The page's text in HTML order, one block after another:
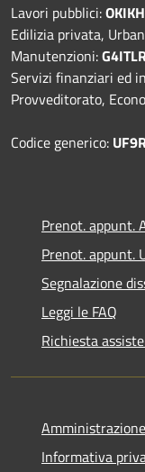
Lavori pubblici:
Edilizia privata,
Manutenzioni:
Servizi finanziari ed
Provveditorato,
Codice generico:
Prenot. appunt.
Prenot. appunt.
Segnalazione
Leggi le FAQ
Richiesta
Informativa